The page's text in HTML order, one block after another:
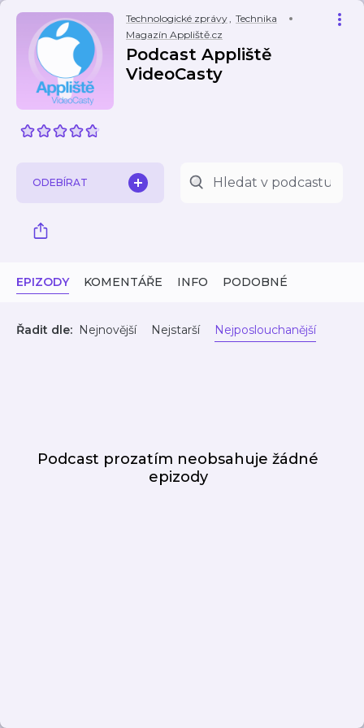
Technologické zprávy, Technika
Magazín Appliště.cz
Podcast Appliště
VideoCasty
ODEBÍRAT
EPIZODY KOMENTÁŘE INFO PODOBNÉ
Řadit dle: Nejnovější Nejstarší Nejposlouchanější
Podcast prozatím neobsahuje žádné
epizody